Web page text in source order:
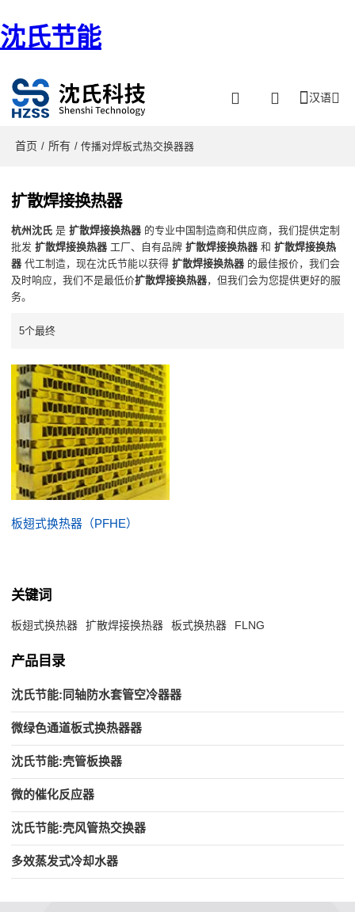
沈氏节能
汉语
首页 / 所有 / 传播对焊板式热交换器器
扩散焊接换热器
杭州沈氏 是扩散焊接换热器 的专业中国制造商和供应商，我们提供定制
批发扩散焊接换热器 工厂、自有品牌扩散焊接换热器 和扩散焊接换热
器 代工制造，现在沈氏节能以获得扩散焊接换热器 的最佳报价，我们会
及时响应，我们不是最低价扩散焊接换热器，但我们会为您提供更好的服
务。
5个最终
板翅式换热器（PFHE）
关键词
板翅式换热器 扩散焊接换热器 板式换热器 FLNG
产品目录
沈氏节能:同轴防水套管空冷器器
微绿色通道板式换热器器
沈氏节能:壳管板换器
微的催化反应器
沈氏节能:壳风管热交换器
多效蒸发式冷却水器